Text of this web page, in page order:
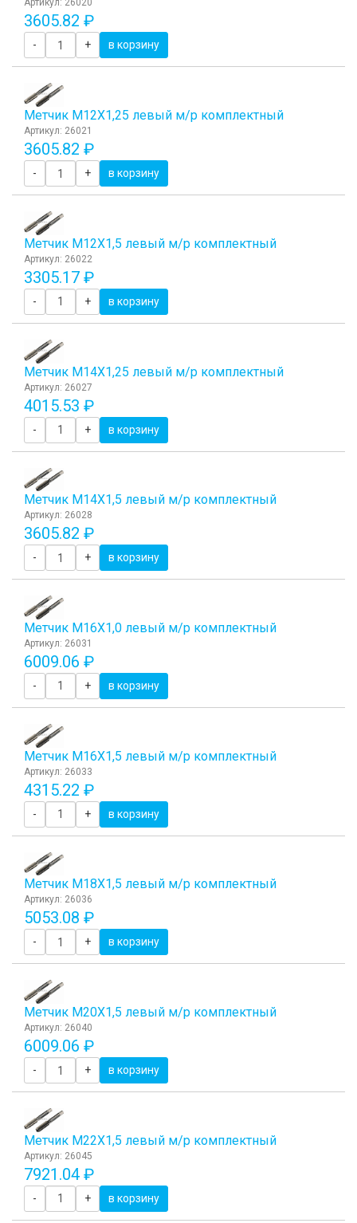
Артикул: 26020
3605.82 ₽
- + в корзину
Метчик М12Х1,25 левый м/р комплектный
Артикул: 26021
3605.82 ₽
- + в корзину
Метчик М12Х1,5 левый м/р комплектный
Артикул: 26022
3305.17 ₽
- + в корзину
Метчик М14Х1,25 левый м/р комплектный
Артикул: 26027
4015.53 ₽
- + в корзину
Метчик М14Х1,5 левый м/р комплектный
Артикул: 26028
3605.82 ₽
- + в корзину
Метчик М16Х1,0 левый м/р комплектный
Артикул: 26031
6009.06 ₽
- + в корзину
Метчик М16Х1,5 левый м/р комплектный
Артикул: 26033
4315.22 ₽
- + в корзину
Метчик М18Х1,5 левый м/р комплектный
Артикул: 26036
5053.08 ₽
- + в корзину
Метчик М20Х1,5 левый м/р комплектный
Артикул: 26040
6009.06 ₽
- + в корзину
Метчик М22Х1,5 левый м/р комплектный
Артикул: 26045
7921.04 ₽
- + в корзину